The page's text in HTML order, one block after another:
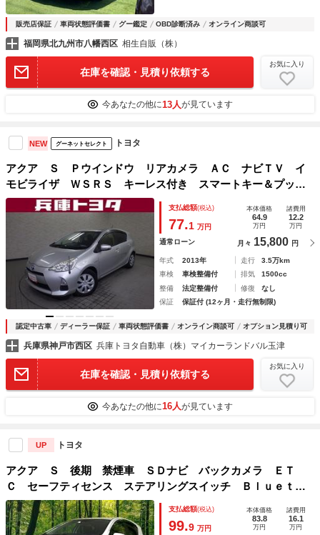
販売店保証 車両状態評価書 グー鑑定 OBD診断済み オンライン商談可
福岡県北九州市八幡西区 相生自販（株）
在庫を確認・見積り依頼する
お気に入り
今あなたの他に13人が見ています
NEW グーネットセレクト トヨタ
アクア Ｓ Ｐウインドウ リアカメラ ＡＣ ナビＴＶ イ
モビライザ ＷＳＲＳ キーレス付き スマートキー＆プッシ
ュスタート 横滑り防止システム パワステ ＡＢＳ ＥＴ
Ｃ 運転席エアバック ワンセグテレビ
支払総額(税込)
77.1 万円
本体価格
64.9
万円
諸費用
12.2
万円
通常ローン 月々 15,800 円
年式 2013年 走行
3.5万km
車検
車検整備付 排気
1500cc
整備
法定整備付 修復
なし
保証
保証付 (12ヶ月・走行無制限)
認定中古車 ディーラー保証 車両状態評価書 オンライン商談可 オプション見積り可
兵庫県神戸市西区 兵庫トヨタ自動車（株）マイカーランドバル玉津
在庫を確認・見積り依頼する
お気に入り
今あなたの他に16人が見ています
UP トヨタ
アクア Ｓ 後期 禁煙車 ＳＤナビ バックカメラ ＥＴ
Ｃ セーフティセンス ステアリングスイッチ Ｂｌｕｅｔｏ
ｏｔｈ接続 オートエアコン シートリフター ＣＤ／ＤＶＤ
再生 オートハイビーム
支払総額(税込)
99.9 万円
本体価格
83.8
万円
諸費用
16.1
万円